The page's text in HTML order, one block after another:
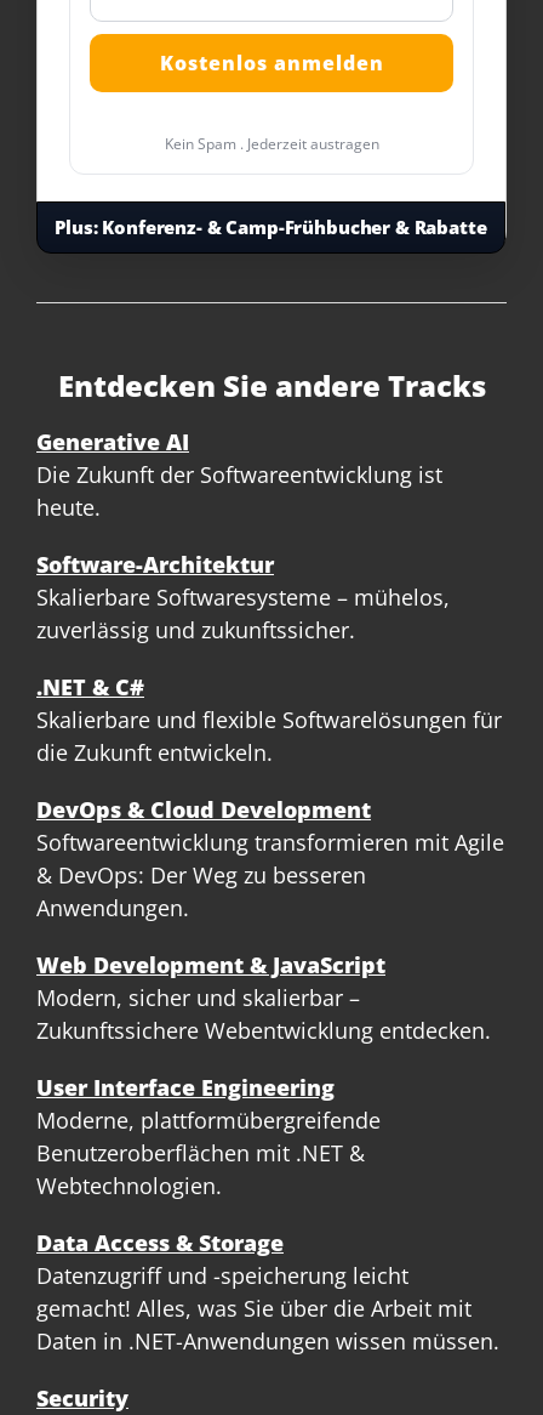
Kein Spam . Jederzeit austragen
Plus:Konferenz- & Camp-Frühbucher & Rabatte
Entdecken Sie andere Tracks
Generative AI
Die Zukunft der Softwareentwicklung ist
heute.
Software-Architektur
Skalierbare Softwaresysteme – mühelos,
zuverlässig und zukunftssicher.
.NET & C#
Skalierbare und flexible Softwarelösungen für
die Zukunft entwickeln.
DevOps & Cloud Development
Softwareentwicklung transformieren mit Agile
& DevOps: Der Weg zu besseren
Anwendungen.
Web Development & JavaScript
Modern, sicher und skalierbar –
Zukunftssichere Webentwicklung entdecken.
User Interface Engineering
Moderne, plattformübergreifende
Benutzeroberflächen mit .NET &
Webtechnologien.
Data Access & Storage
Datenzugriff und -speicherung leicht
gemacht! Alles, was Sie über die Arbeit mit
Daten in .NET-Anwendungen wissen müssen.
Security